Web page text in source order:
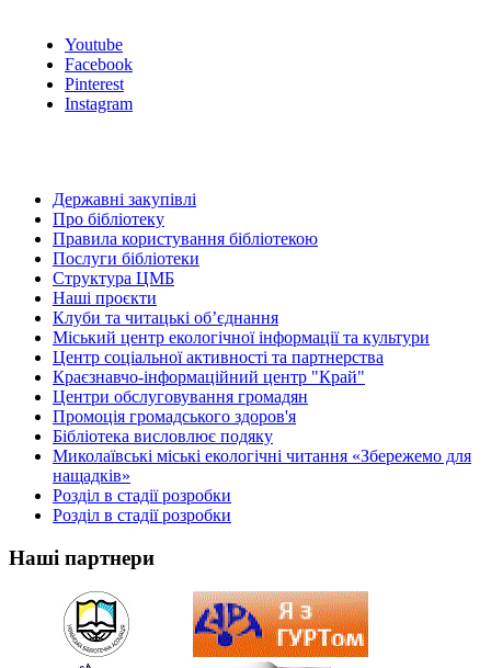
Youtube
Facebook
Pinterest
Instagram
Державні закупівлі
Про бібліотеку
Правила користування бібліотекою
Послуги бібліотеки
Структура ЦМБ
Наші проєкти
Клуби та читацькі об’єднання
Міський центр екологічної інформації та культури
Центр соціальної активності та партнерства
Краєзнавчо-інформаційний центр "Край"
Центри обслуговування громадян
Промоція громадського здоров'я
Бібліотека висловлює подяку
Миколаївські міські екологічні читання «Збережемо для
нащадків»
Розділ в стадії розробки
Розділ в стадії розробки
Наші партнери